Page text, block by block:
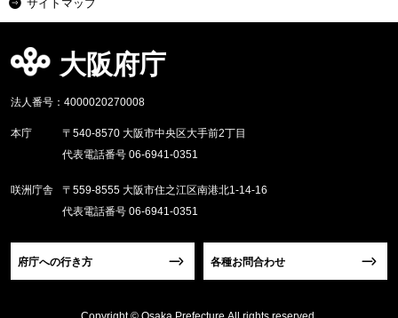
サイトマップ
大阪府庁
法人番号：4000020270008
本庁
〒540-8570 大阪市中央区大手前2丁目
代表電話番号 06-6941-0351
咲洲庁舎
〒559-8555 大阪市住之江区南港北1-14-16
代表電話番号 06-6941-0351
府庁への行き方 各種お問合わせ